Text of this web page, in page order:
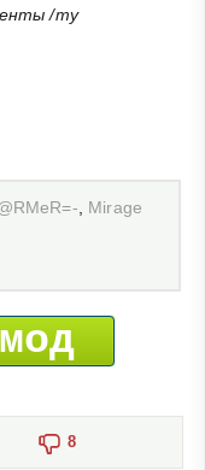
/my
Mirage
8